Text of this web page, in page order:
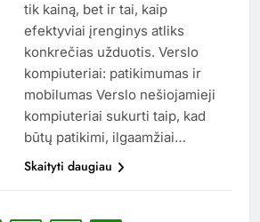
tik kainą, bet ir tai, kaip
efektyviai įrenginys atliks
konkrečias užduotis. Verslo
kompiuteriai: patikimumas ir
mobilumas Verslo nešiojamieji
kompiuteriai sukurti taip, kad
būtų patikimi, ilgaamžiai…
Skaityti daugiau